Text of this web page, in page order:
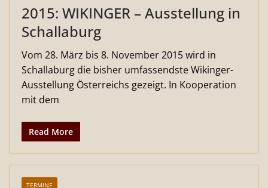
2015: WIKINGER – Ausstellung in
Schallaburg
Vom 28. März bis 8. November 2015 wird in
Schallaburg die bisher umfassendste Wikinger-
Ausstellung Österreichs gezeigt. In Kooperation
mit dem
Read More
TERMINE